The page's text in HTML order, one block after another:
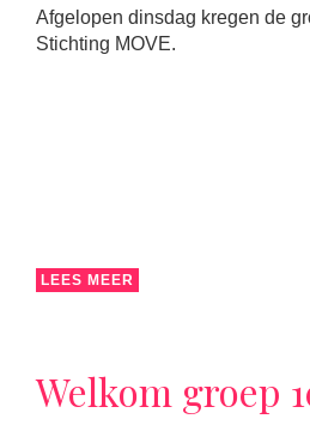
Afgelopen dinsdag kregen de
Stichting MOVE.
LEES MEER
Welkom groep